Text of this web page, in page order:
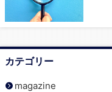
カテゴリー
magazine